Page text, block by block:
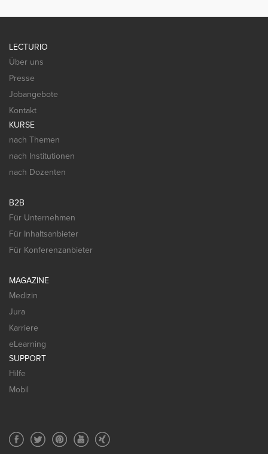
LECTURIO
Über uns
Presse
Jobangebote
Kontakt
KURSE
nach Themen
nach Institutionen
nach Dozenten
B2B
Für Unternehmen
Für Inhaltsanbieter
Für Konferenzanbieter
MAGAZINE
Medizin
Jura
Karriere
eLearning
SUPPORT
Hilfe
Mobil